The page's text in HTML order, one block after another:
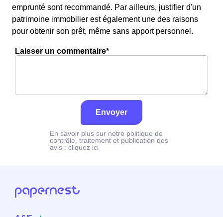
emprunté sont recommandé. Par ailleurs, justifier d'un
patrimoine immobilier est également une des raisons
pour obtenir son prêt, même sans apport personnel.
Laisser un commentaire*
Envoyer
En savoir plus sur notre politique de
contrôle, traitement et publication des
avis : cliquez ici